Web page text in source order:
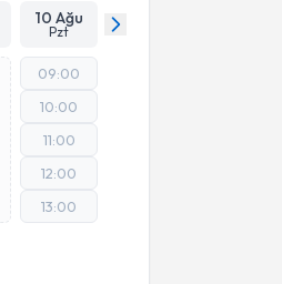
10 Ağu
Pzt
09:00
10:00
11:00
12:00
13:00